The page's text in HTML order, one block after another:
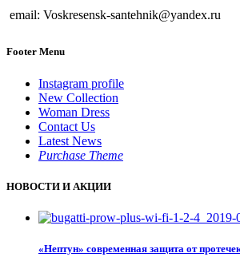
email: Voskresensk-santehnik@yandex.ru
Footer Menu
Instagram profile
New Collection
Woman Dress
Contact Us
Latest News
Purchase Theme
НОВОСТИ И АКЦИИ
«Нептун» современная защита от